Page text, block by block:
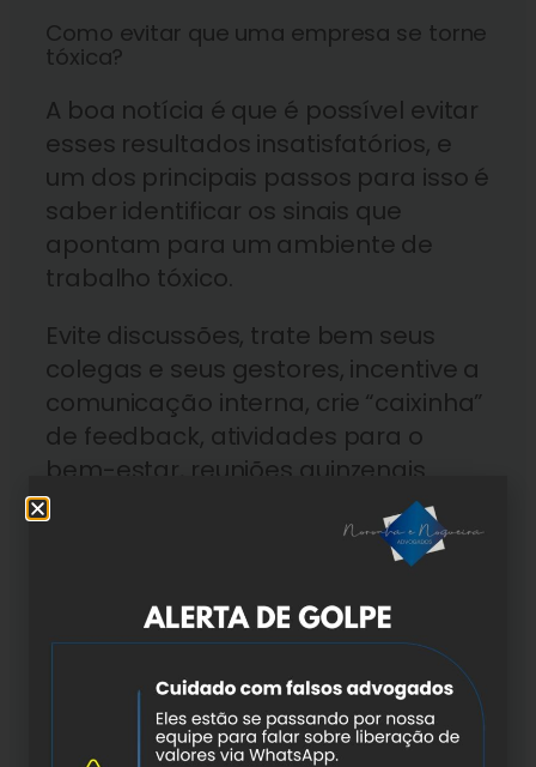
Como evitar que uma empresa se torne
tóxica?
A boa notícia é que é possível evitar
esses resultados insatisfatórios, e
um dos principais passos para isso é
saber identificar os sinais que
apontam para um ambiente de
trabalho tóxico.
Evite discussões, trate bem seus
colegas e seus gestores, incentive a
comunicação interna, crie “caixinha”
de feedback, atividades para o
bem-estar, reuniões quinzenais
para reclamações e sugestões.
Importante destacar que não
uns dos outros para o
desenvolvimento e aprendizado
profissional, físico e metal.
O ambiente de trabalho requer